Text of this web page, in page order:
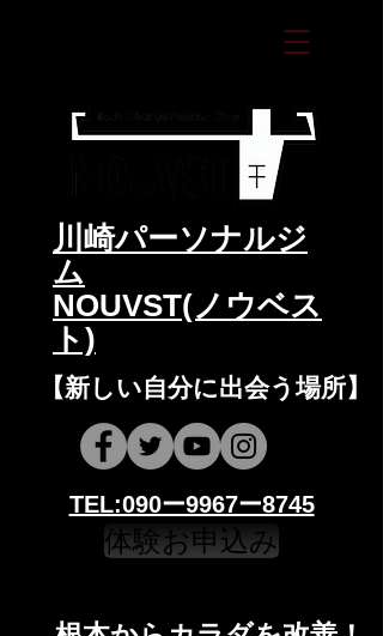
​川崎パーソナルジ
ム
NOUVST(ノウベス
ト)
​​【新しい自分に出会う場所】
​​TEL:090ー9967ー8745
体験お申込み